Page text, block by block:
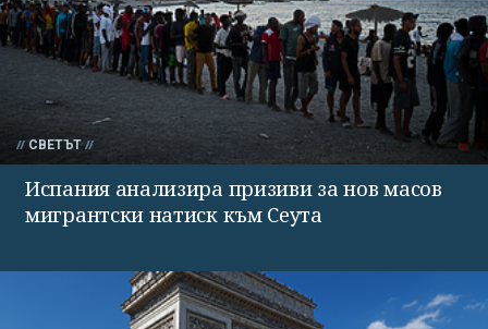
СВЕТЪТ
Испания анализира призиви за нов масов
мигрантски натиск към Сеута